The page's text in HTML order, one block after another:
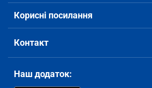
Корисні посилання
Контакт
Наш додаток: